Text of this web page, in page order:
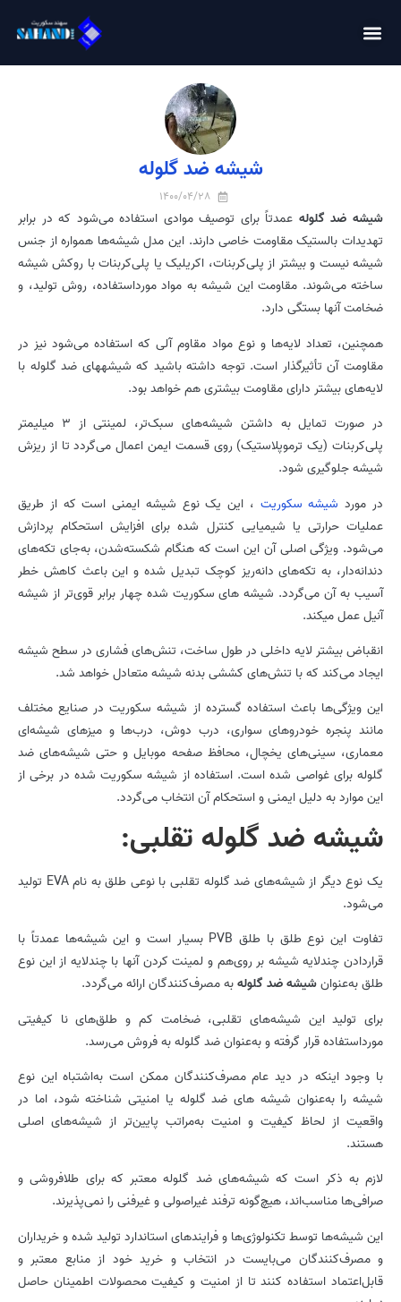
شیشه ضد گلوله
1400/04/28
شیشه ضد گلوله عمدتاً برای توصیف موادی استفاده می‌شود که در برابر
تهدیدات بالستیک مقاومت خاصی دارند. این مدل شیشه‌ها همواره از جنس
شیشه نیست و بیشتر از پلی‌کربنات، اکریلیک یا پلی‌کربنات با روکش شیشه
ساخته می‌شوند. مقاومت این شیشه‌ به مواد مورداستفاده، روش تولید، و
ضخامت آنها بستگی دارد.
همچنین، تعداد لایه‌ها و نوع مواد مقاوم آلی که استفاده می‌شود نیز در
مقاومت آن تأثیرگذار است. توجه داشته باشید که شیشه­های ضد گلوله با
لایه‌های بیشتر دارای مقاومت بیشتری هم خواهد بود.
در صورت تمایل به داشتن شیشه‌های سبک‌تر، لمینتی از 3 میلیمتر
پلی‌کربنات (یک ترموپلاستیک) روی قسمت ایمن اعمال می‌گردد تا از ریزش
شیشه جلوگیری شود.
در مورد شیشه سکوریت ، این یک نوع شیشه ایمنی است که از طریق
عملیات حرارتی یا شیمیایی کنترل شده برای افزایش استحکام پردازش
می‌شود. ویژگی اصلی آن این است که هنگام شکسته‌شدن، به‌جای تکه‌های
دندانه‌دار، به تکه‌های دانه‌ریز کوچک تبدیل شده و این باعث کاهش خطر
آسیب به آن می‌گردد. شیشه های سکوریت شده چهار برابر قوی‌تر از شیشه
آنیل عمل می­کند.
انقباض بیشتر لایه داخلی در طول ساخت، تنش‌های فشاری در سطح شیشه
ایجاد می‌کند که با تنش‌های کششی بدنه شیشه متعادل خواهد شد.
این ویژگی‌ها باعث استفاده گسترده از شیشه سکوریت در صنایع مختلف
مانند پنجره خودروهای سواری، درب دوش، درب‌ها و میزهای شیشه‌ای
معماری، سینی‌های یخچال، محافظ صفحه موبایل و حتی شیشه‌های ضد
گلوله برای غواصی شده است. استفاده از شیشه سکوریت شده در برخی از
این موارد به دلیل ایمنی و استحکام آن انتخاب می‌گردد.
شیشه ضد گلوله تقلبی:
یک نوع دیگر از شیشه‌های ضد گلوله تقلبی با نوعی طلق به نام EVA تولید
می‌شود.
تفاوت این نوع طلق با طلق PVB بسیار است و این شیشه‌ها عمدتاً با
قراردادن چندلایه شیشه بر روی‌هم و لمینت کردن آنها با چندلایه از این نوع
طلق به‌عنوانشیشه ضد گلولهبه مصرف‌کنندگان ارائه می‌گردد.
برای تولید این شیشه‌های تقلبی، ضخامت کم و طلق‌های نا کیفیتی
مورداستفاده قرار گرفته و به‌عنوان ضد گلوله به فروش می‌رسد.
با وجود اینکه در دید عام مصرف‌کنندگان ممکن است به‌اشتباه این نوع
شیشه را به‌عنوان شیشه­ های ضد گلوله یا امنیتی شناخته شود، اما در
واقعیت از لحاظ کیفیت و امنیت به‌مراتب پایین‌تر از شیشه‌های اصلی
هستند.
لازم به ذکر است که شیشه‌های ضد گلوله معتبر که برای طلافروشی و
صرافی‌ها مناسب‌اند، هیچ‌گونه ترفند غیراصولی و غیرفنی را نمی‌پذیرند.
این شیشه‌ها توسط تکنولوژی‌ها و فرایندهای استاندارد تولید شده و خریداران
و مصرف‌کنندگان می‌بایست در انتخاب و خرید خود از منابع معتبر و
قابل‌اعتماد استفاده کنند تا از امنیت و کیفیت محصولات اطمینان حاصل